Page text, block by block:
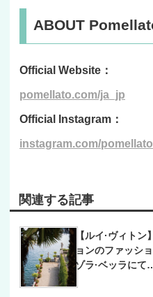
ABOUT
Official Website：
pomellato.com/ja_jp
Official Instagram：
instagram.com/pomellato
関連する記事
【ルイ·ヴィト
ョンのファッシ
ゾラ·ベッラにて